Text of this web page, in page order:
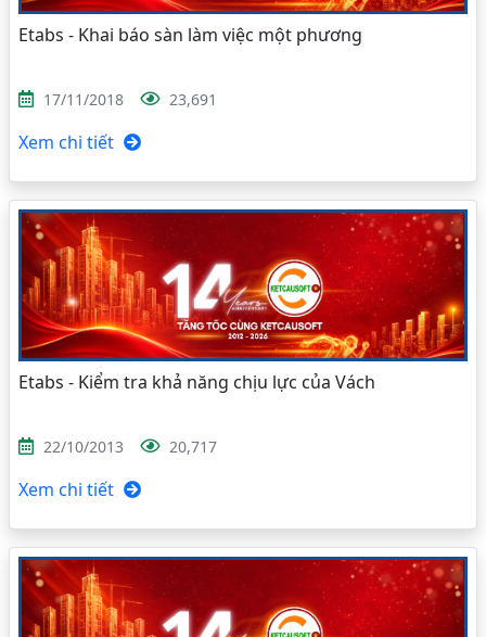
Etabs - Khai báo sàn làm việc một phương
17/11/2018 23,691
Xem chi tiết
Etabs - Kiểm tra khả năng chịu lực của Vách
22/10/2013 20,717
Xem chi tiết